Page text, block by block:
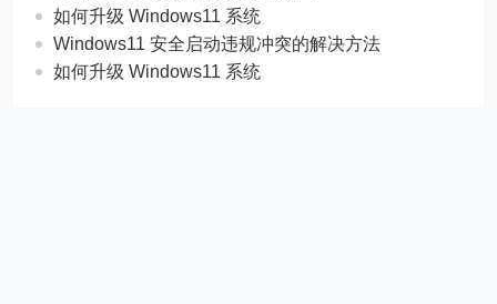
如何升级 Windows11 系统
Windows11 安全启动违规冲突的解决方法
如何升级 Windows11 系统